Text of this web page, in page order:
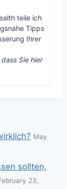
teile ich
Tipps
Ihrer
Sie hier
May
sollten,
23,